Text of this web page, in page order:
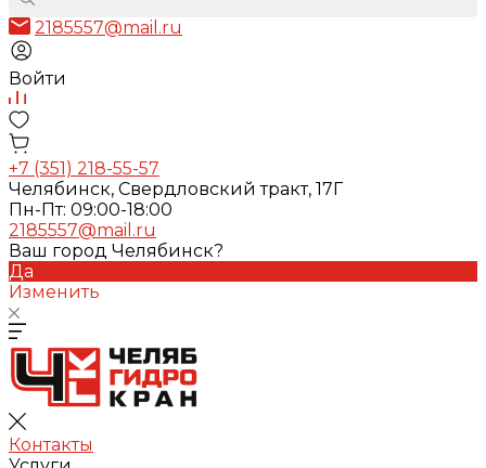
2185557@mail.ru
Войти
+7 (351) 218-55-57
Челябинск, Свердловский тракт, 17Г
Пн-Пт: 09:00-18:00
2185557@mail.ru
Ваш город Челябинск?
Да
Изменить
Контакты